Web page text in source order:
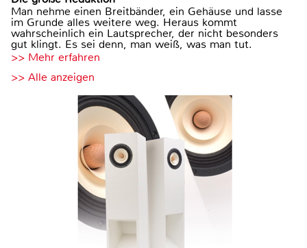
Man nehme einen Breitbänder, ein Gehäuse und lasse
im Grunde alles weitere weg. Heraus kommt
wahrscheinlich ein Lautsprecher, der nicht besonders
gut klingt. Es sei denn, man weiß, was man tut.
>> Mehr erfahren
>> Alle anzeigen